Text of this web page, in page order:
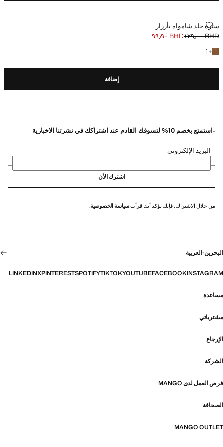
سترة جلد شامواه بأزرار
سترة جلد شامواه بأزرار
السعر الأول محذوف [BHD ١٢٩٫٠٠ ]
BHD ١٢٩٫٠٠
السعر الحالي [BHD ٩٩٫٩٠ ]BHD ٩٩٫٩٠
+
1
+ لون آخر
إضافة
-استمتع بخصم 10% لتسوقك القادم عند اشتراكك في نشرتنا الاخبارية
البريد الإلكتروني
اشترك الأن
من خلال الاشتراك، فإنك تؤكد أنك قرأتسياسة الخصوصية.
البحرين·العربية
INSTAGRAM
FACEBOOK
YOUTUBE
TIKTOK
SPOTIFY
PINTEREST
X
LINKEDIN
مساعدة
مشترياتي
الإرجاع
الشركة
فرص العمل لدى MANGO
الصحافة
MANGO OUTLET